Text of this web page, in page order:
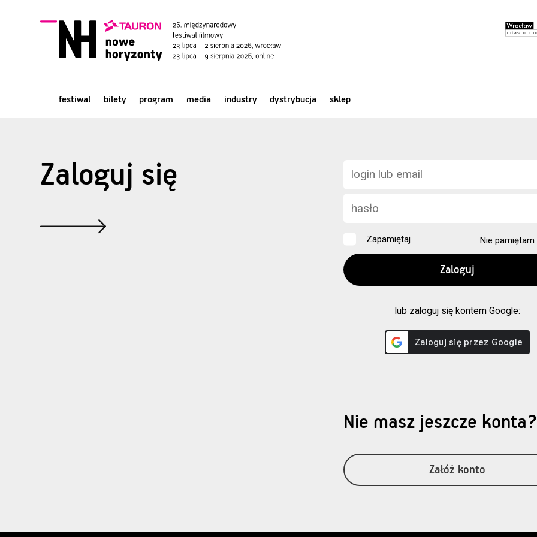
festiwal bilety program media industry dystrybucja sklep
Zaloguj się
Zapamiętaj Nie pamiętam
lub zaloguj się kontem Google:
Nie masz jeszcze konta?
Załóż konto